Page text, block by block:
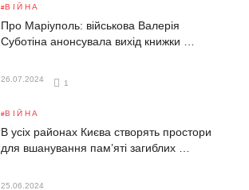
ВІЙНА
Про Маріуполь: військова Валерія
Суботіна анонсувала вихід книжки …
26.07.2024
1
ВІЙНА
В усіх районах Києва створять простори
для вшанування пам’яті загиблих …
25.06.2024